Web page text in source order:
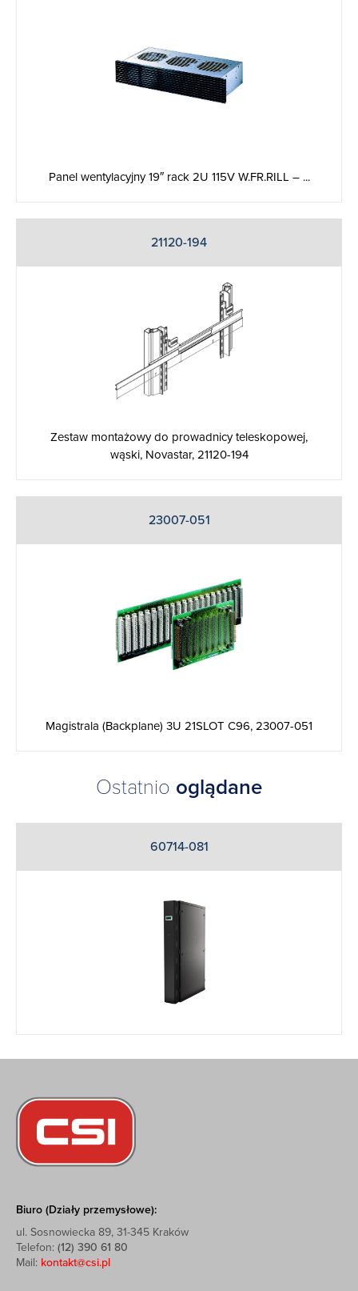
Panel wentylacyjny 19″ rack 2U 115V W.FR.RILL – ...
21120-194
Zestaw montażowy do prowadnicy teleskopowej,
wąski, Novastar, 21120-194
23007-051
Magistrala (Backplane) 3U 21SLOT C96, 23007-051
Ostatnio oglądane
60714-081
Biuro (Działy przemysłowe):
ul. Sosnowiecka 89, 31-345 Kraków
Telefon: (12) 390 61 80
Mail: kontakt@csi.pl